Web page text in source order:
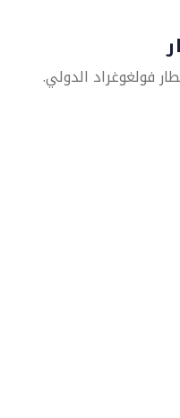
فولغوغراد الدولي.